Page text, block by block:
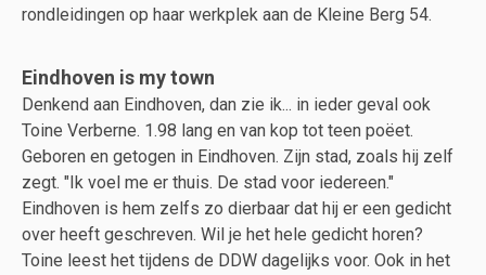
rondleidingen op haar werkplek aan de Kleine Berg 54.
Eindhoven is my town
Denkend aan Eindhoven, dan zie ik... in ieder geval ook
Toine Verberne. 1.98 lang en van kop tot teen poëet.
Geboren en getogen in Eindhoven. Zijn stad, zoals hij zelf
zegt. "Ik voel me er thuis. De stad voor iedereen."
Eindhoven is hem zelfs zo dierbaar dat hij er een gedicht
over heeft geschreven. Wil je het hele gedicht horen?
Toine leest het tijdens de DDW dagelijks voor. Ook in het